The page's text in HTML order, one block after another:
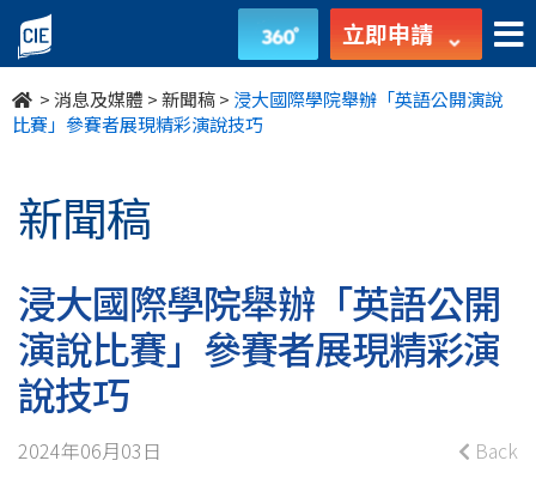
浸
大
國
學
院
舉
辦
「英
立即申請
>消息及媒體 >新聞稿> 浸大國際學院舉辦「英語公開演說
比賽」參賽者展現精彩演說技巧
新聞稿
浸大國際學院舉辦「英語公開
演說比賽」參賽者展現精彩演
說技巧
2024年06月03日 Back